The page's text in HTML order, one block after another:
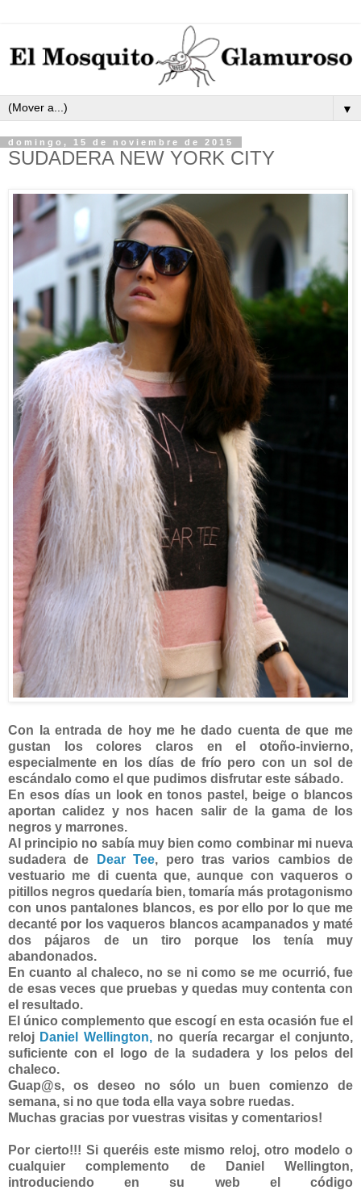
▼
domingo, 15 de noviembre de 2015
SUDADERA NEW YORK CITY
Con la entrada de hoy me he dado cuenta de que me
gustan los colores claros en el otoño-invierno,
especialmente en los días de frío pero con un sol de
escándalo como el que pudimos disfrutar este sábado.
En esos días un look en tonos pastel, beige o blancos
aportan calidez y nos hacen salir de la gama de los
negros y marrones.
Al principio no sabía muy bien como combinar mi nueva
sudadera de
Dear Tee, pero tras varios cambios de
vestuario me di cuenta que, aunque con vaqueros o
pitillos negros quedaría bien, tomaría más protagonismo
con unos pantalones blancos, es por ello por lo que me
decanté por los vaqueros blancos acampanados y maté
dos pájaros de un tiro porque los tenía muy
abandonados.
En cuanto al chaleco, no se ni como se me ocurrió, fue
de esas veces que pruebas y quedas muy contenta con
el resultado.
El único complemento que escogí en esta ocasión fue el
reloj Daniel Wellington,no quería recargar el conjunto,
suficiente con el logo de la sudadera y los pelos del
chaleco.
Guap@s, os deseo no sólo un buen comienzo de
semana, si no que toda ella vaya sobre ruedas.
Muchas gracias por vuestras visitas y comentarios!
Por cierto!!! Si queréis este mismo reloj, otro modelo o
cualquier complemento de Daniel Wellington,
introduciendo en su web el código